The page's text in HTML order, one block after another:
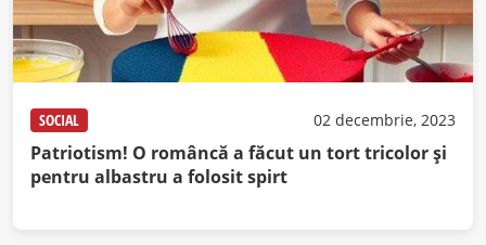
SOCIAL 02 decembrie, 2023
Patriotism! O româncă a făcut un tort tricolor și
pentru albastru a folosit spirt